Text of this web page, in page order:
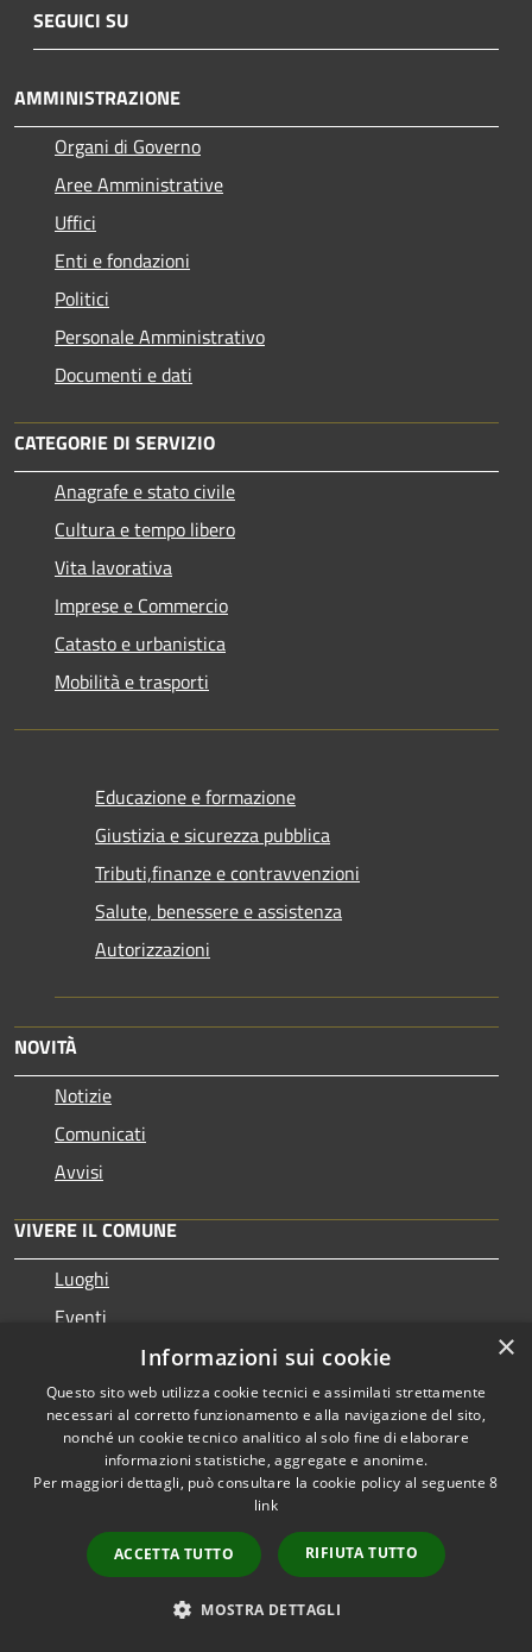
SEGUICI SU
AMMINISTRAZIONE
Organi di Governo
Aree Amministrative
Uffici
Enti e fondazioni
Politici
Personale Amministrativo
Documenti e dati
CATEGORIE DI SERVIZIO
Anagrafe e stato civile
Cultura e tempo libero
Vita lavorativa
Imprese e Commercio
Catasto e urbanistica
Mobilità e trasporti
Educazione e formazione
Giustizia e sicurezza pubblica
Tributi,finanze e contravvenzioni
Salute, benessere e assistenza
Autorizzazioni
NOVITÀ
Notizie
Comunicati
Avvisi
VIVERE IL COMUNE
Luoghi
Eventi
CONTATTI
Comune di Albino
Piazza Libertà, 1 - 24021 - Albino
Partita IVA: 00224380162
Centralino Unico: 035 759911
×
Informazioni sui cookie
Questo sito web utilizza cookie tecnici e assimilati strettamente
necessari al corretto funzionamento e alla navigazione del sito,
nonché un cookie tecnico analitico al solo fine di elaborare
informazioni statistiche, aggregate e anonime.
Per maggiori dettagli, può consultare la cookie policy al seguente8
link
ACCETTA TUTTO RIFIUTA TUTTO
MOSTRA DETTAGLI